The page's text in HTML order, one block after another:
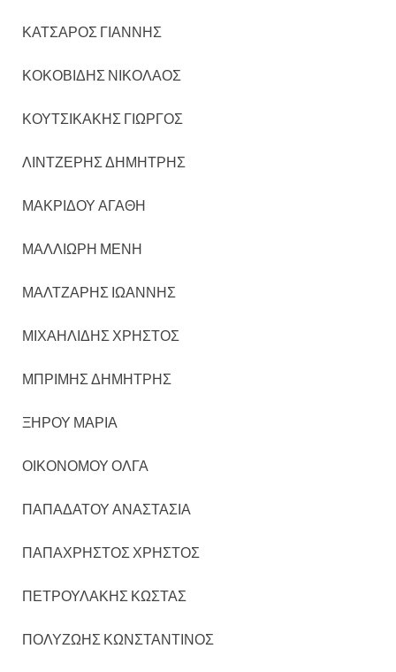
ΚΑΤΣΑΡΟΣ ΓΙΑΝΝΗΣ
ΚΟΚΟΒΙΔΗΣ ΝΙΚΟΛΑΟΣ
ΚΟΥΤΣΙΚΑΚΗΣ ΓΙΩΡΓΟΣ
ΛΙΝΤΖΕΡΗΣ ΔΗΜΗΤΡΗΣ
ΜΑΚΡΙΔΟΥ ΑΓΑΘΗ
ΜΑΛΛΙΩΡΗ ΜΕΝΗ
ΜΑΛΤΖΑΡΗΣ ΙΩΑΝΝΗΣ
ΜΙΧΑΗΛΙΔΗΣ ΧΡΗΣΤΟΣ
ΜΠΡΙΜΗΣ ΔΗΜΗΤΡΗΣ
ΞΗΡΟΥ ΜΑΡΙΑ
ΟΙΚΟΝΟΜΟΥ ΟΛΓΑ
ΠΑΠΑΔΑΤΟΥ ΑΝΑΣΤΑΣΙΑ
ΠΑΠΑΧΡΗΣΤΟΣ ΧΡΗΣΤΟΣ
ΠΕΤΡΟΥΛΑΚΗΣ ΚΩΣΤΑΣ
ΠΟΛΥΖΩΗΣ ΚΩΝΣΤΑΝΤΙΝΟΣ